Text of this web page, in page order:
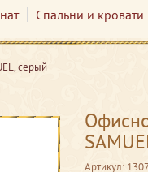
Спальни и кровати
серый
Артикул: